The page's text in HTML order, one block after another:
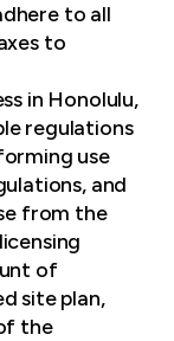
to all
to
in Honolulu,
regulations
use
and
from the
of
site plan,
the